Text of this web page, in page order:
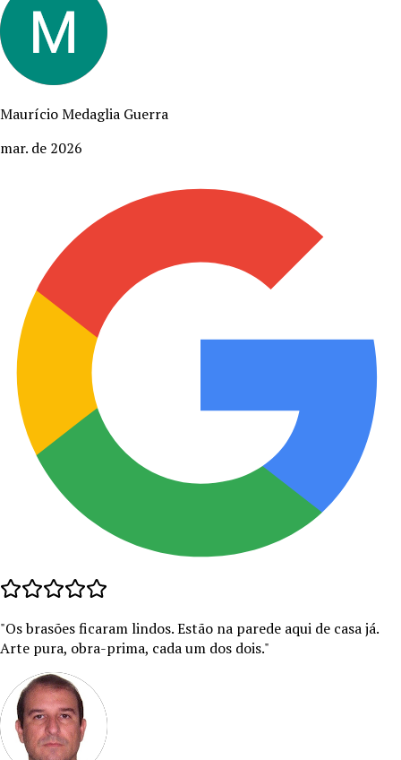
Maurício Medaglia Guerra
mar. de 2026
"Os brasões ficaram lindos. Estão na parede aqui de casa já.
Arte pura, obra-prima, cada um dos dois."